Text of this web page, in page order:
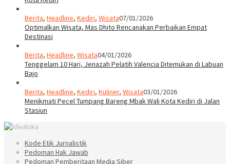
Berita, Headline, Kediri, Wisata07/01/2026
Optimalkan Wisata, Mas Dhito Rencanakan Perbaikan Empat
Destinasi
Berita, Headline, Wisata04/01/2026
Tenggelam 10 Hari, Jenazah Pelatih Valencia Ditemukan di Labuan
Bajo
Berita, Headline, Kediri, Kuliner, Wisata03/01/2026
Menikmati Pecel Tumpang Bareng Mbak Wali Kota Kediri di Jalan
Stasiun
Kode Etik Jurnalistik
Pedoman Hak Jawab
Pedoman Pemberitaan Media Siber